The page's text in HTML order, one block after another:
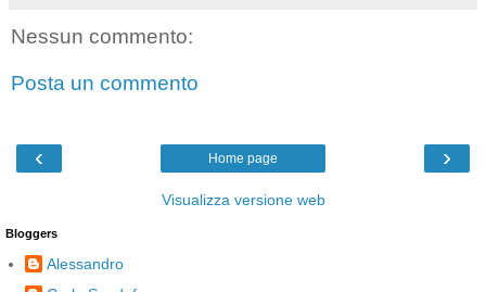
Nessun commento:
Posta un commento
‹ ›
Home page
Visualizza versione web
Bloggers
Alessandro